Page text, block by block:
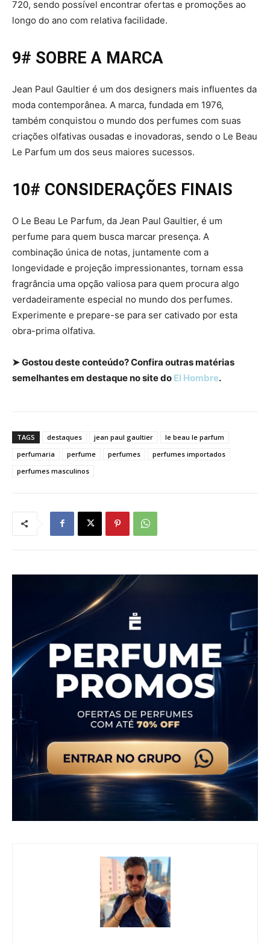
720, sendo possível encontrar ofertas e promoções ao
longo do ano com relativa facilidade.
9# SOBRE A MARCA
Jean Paul Gaultier é um dos designers mais influentes da
moda contemporânea. A marca, fundada em 1976,
também conquistou o mundo dos perfumes com suas
criações olfativas ousadas e inovadoras, sendo o Le Beau
Le Parfum um dos seus maiores sucessos.
10# CONSIDERAÇÕES FINAIS
O Le Beau Le Parfum, da Jean Paul Gaultier, é um
perfume para quem busca marcar presença. A
combinação única de notas, juntamente com a
longevidade e projeção impressionantes, tornam essa
fragrância uma opção valiosa para quem procura algo
verdadeiramente especial no mundo dos perfumes.
Experimente e prepare-se para ser cativado por esta
obra-prima olfativa.
➤ Gostou deste conteúdo? Confira outras matérias
semelhantes em destaque no site do El Hombre.
TAGS destaques jean paul gaultier
le beau le parfum
perfumaria
perfume perfumes
perfumes importados
perfumes masculinos